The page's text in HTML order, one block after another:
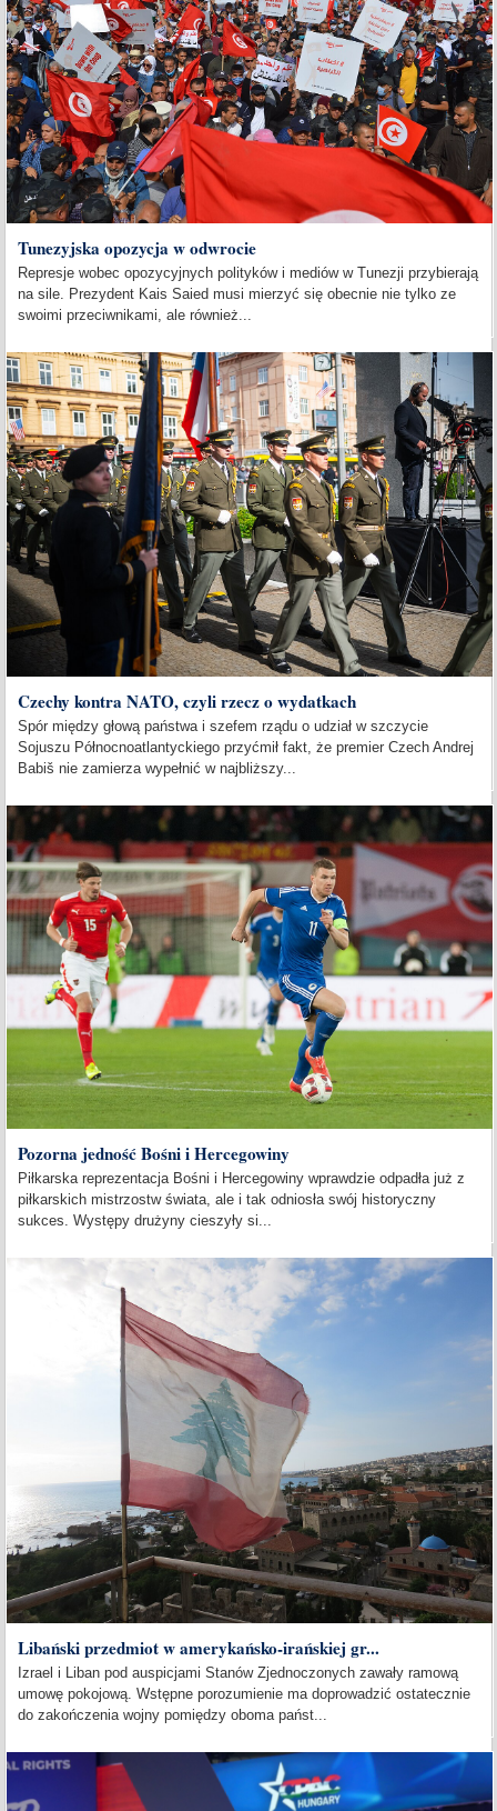
Tunezyjska opozycja w odwrocie
Represje wobec opozycyjnych polityków i mediów w Tunezji przybierają
na sile. Prezydent Kais Saied musi mierzyć się obecnie nie tylko ze
swoimi przeciwnikami, ale również...
Czechy kontra NATO, czyli rzecz o wydatkach
Spór między głową państwa i szefem rządu o udział w szczycie
Sojuszu Północnoatlantyckiego przyćmił fakt, że premier Czech Andrej
Babiš nie zamierza wypełnić w najbliższy...
Pozorna jedność Bośni i Hercegowiny
Piłkarska reprezentacja Bośni i Hercegowiny wprawdzie odpadła już z
piłkarskich mistrzostw świata, ale i tak odniosła swój historyczny
sukces. Występy drużyny cieszyły si...
Libański przedmiot w amerykańsko-irańskiej gr...
Izrael i Liban pod auspicjami Stanów Zjednoczonych zawały ramową
umowę pokojową. Wstępne porozumienie ma doprowadzić ostatecznie
do zakończenia wojny pomiędzy oboma państ...